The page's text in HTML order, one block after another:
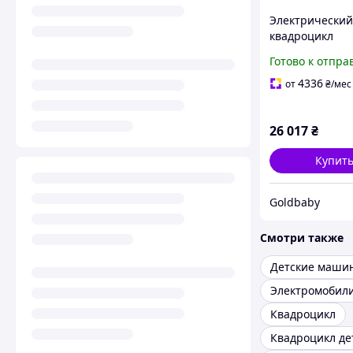
Электрический
квадроцикл
1000W
48V12Ah)
Готово к
от4336₴/мес
26 017₴
Купить
Goldbaby
Смотри также
Квадроцикл
Квадроцикл